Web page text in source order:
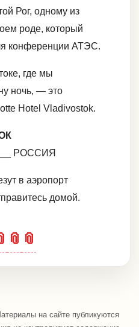
Рог, одному из
роде, который
конференции АТЭС.
где мы
ночь, — это
Hotel Vladivostok.
РОССИЯ
в аэропорт
домой.
📎 📎
на сайте публикуются